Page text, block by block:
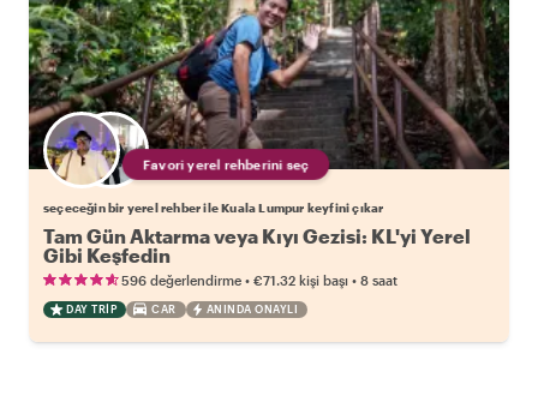
Favori yerel rehberini seç
seçeceğin bir yerel rehber ile Kuala Lumpur keyfini çıkar
Tam Gün Aktarma veya Kıyı Gezisi: KL'yi Yerel
Gibi Keşfedin
596 değerlendirme • €71.32 kişi başı • 8 saat
DAY TRIP CAR ANINDA ONAYLI